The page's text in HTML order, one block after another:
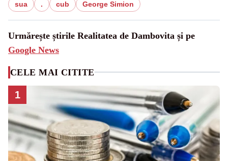
sua . cub George Simion
Urmărește știrile Realitatea de Dambovita și pe
Google News
CELE MAI CITITE
1